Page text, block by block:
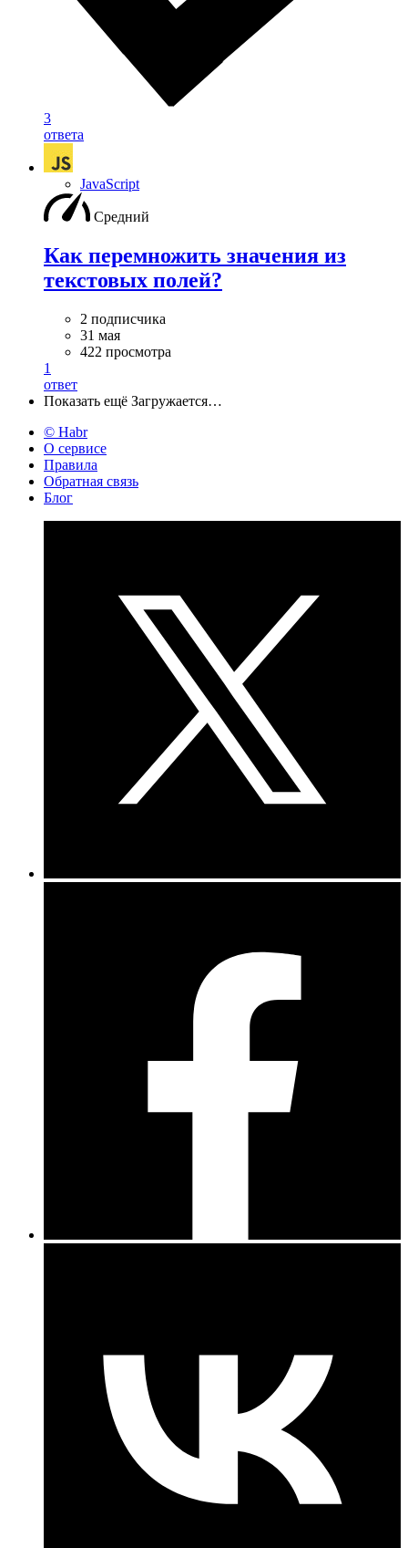
3
ответа
JavaScript
Средний
Как перемножить значения из
текстовых полей?
2 подписчика
31 мая
422 просмотра
1
ответ
Показать ещё Загружается…
© Habr
О сервисе
Правила
Обратная связь
Блог